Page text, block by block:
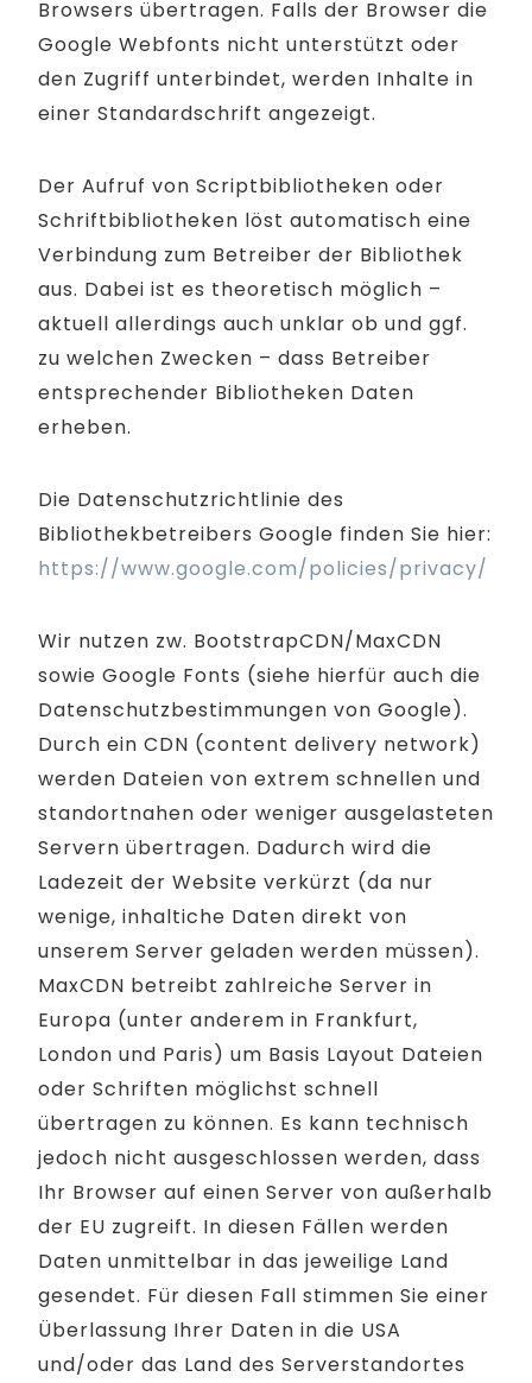
Browsers übertragen. Falls der Browser die
Google Webfonts nicht unterstützt oder
den Zugriff unterbindet, werden Inhalte in
einer Standardschrift angezeigt.
Der Aufruf von Scriptbibliotheken oder
Schriftbibliotheken löst automatisch eine
Verbindung zum Betreiber der Bibliothek
aus. Dabei ist es theoretisch möglich –
aktuell allerdings auch unklar ob und ggf.
zu welchen Zwecken – dass Betreiber
entsprechender Bibliotheken Daten
erheben.
Die Datenschutzrichtlinie des
Bibliothekbetreibers Google finden Sie hier:
https://www.google.com/policies/privacy/
Wir nutzen zw. BootstrapCDN/MaxCDN
sowie Google Fonts (siehe hierfür auch die
Datenschutzbestimmungen von Google).
Durch ein CDN (content delivery network)
werden Dateien von extrem schnellen und
standortnahen oder weniger ausgelasteten
Servern übertragen. Dadurch wird die
Ladezeit der Website verkürzt (da nur
wenige, inhaltiche Daten direkt von
unserem Server geladen werden müssen).
MaxCDN betreibt zahlreiche Server in
Europa (unter anderem in Frankfurt,
London und Paris) um Basis Layout Dateien
oder Schriften möglichst schnell
übertragen zu können. Es kann technisch
jedoch nicht ausgeschlossen werden, dass
Ihr Browser auf einen Server von außerhalb
der EU zugreift. In diesen Fällen werden
Daten unmittelbar in das jeweilige Land
gesendet. Für diesen Fall stimmen Sie einer
Überlassung Ihrer Daten in die USA
und/oder das Land des Serverstandortes